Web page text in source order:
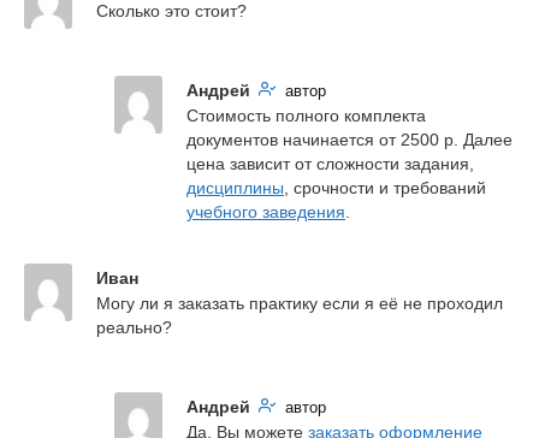
Сколько это стоит?
Андрей автор
Стоимость полного комплекта
документов начинается от 2500 р. Далее
дисциплины
учебного заведения.
Иван
Могу ли я заказать практику если я её не проходил
реально?
Андрей автор
Да, Вы можете заказать оформление